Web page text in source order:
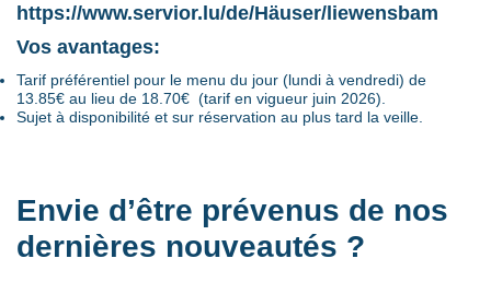
https://www.servior.lu/de/Häuser/liewensbam
Vos avantages:
Tarif préférentiel pour le menu du jour (lundi à vendredi) de
13.85€ au lieu de 18.70€ (tarif en vigueur juin 2026).
Sujet à disponibilité et sur réservation au plus tard la veille.
Envie d’être prévenus de nos
dernières nouveautés ?